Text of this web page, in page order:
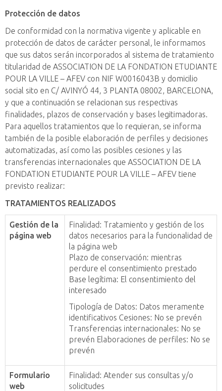
Protección de datos
De conformidad con la normativa vigente y aplicable en
protección de datos de carácter personal, le informamos
que sus datos serán incorporados al sistema de tratamiento
titularidad de ASSOCIATION DE LA FONDATION ETUDIANTE
POUR LA VILLE – AFEV con NIF W0016043B y domicilio
social sito en C/ AVINYÓ 44, 3 PLANTA 08002, BARCELONA,
y que a continuación se relacionan sus respectivas
finalidades, plazos de conservación y bases legitimadoras.
Para aquellos tratamientos que lo requieran, se informa
también de la posible elaboración de perfiles y decisiones
automatizadas, así como las posibles cesiones y las
transferencias internacionales que ASSOCIATION DE LA
FONDATION ETUDIANTE POUR LA VILLE – AFEV tiene
previsto realizar:
TRATAMIENTOS REALIZADOS
Gestión de la
página web
Finalidad: Tratamiento y gestión de los
datos necesarios para la funcionalidad de
la página web
Plazo de conservación: mientras
perdure el consentimiento prestado
Base legítima: El consentimiento del
interesado
Tipología de Datos: Datos meramente
identificativos Cesiones: No se prevén
Transferencias internacionales: No se
prevén Elaboraciones de perfiles: No se
prevén
Formulario
web
Finalidad: Atender sus consultas y/o
solicitudes